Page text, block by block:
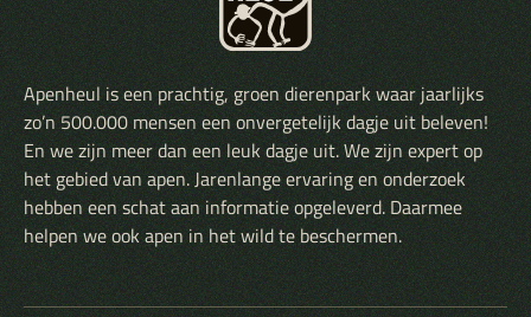
Apenheul is een prachtig, groen dierenpark waar jaarlijks
zo’n 500.000 mensen een onvergetelijk dagje uit beleven!
En we zijn meer dan een leuk dagje uit. We zijn expert op
het gebied van apen. Jarenlange ervaring en onderzoek
hebben een schat aan informatie opgeleverd. Daarmee
helpen we ook apen in het wild te beschermen.